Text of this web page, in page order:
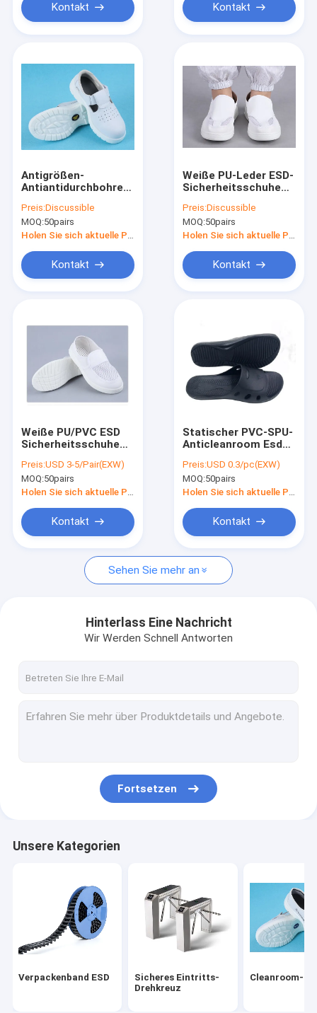
Über uns
Fabrik Tour
Nachrichten
Alle Fälle
Verpackenband ESD
Cleanroom-Zusätze
Abdeckband
Blasen-Verpackenkasten
smt
esd-Gewebe
Kontakt Kontakt
Antigrößen-
Antiantidurchbohren
Arbeitsesd statische
Fußbekleidungs-35-
46
Preis:Discussible
MOQ:50pairs
Holen Sie sich aktuelle Preis
Kontakt
Weiße PU-Leder ESD-
Sicherheitsschuhe
Lebensmittelherstellung
- Größe 34-48,
antistatisch & leicht
Preis:Discussible
MOQ:50pairs
Holen Sie sich aktuelle Preis
Kontakt
Weiße PU/PVC ESD
Sicherheitsschuhe
Größe 34-48,
antistatisch, für die
Lebensmittel-/Pharmaindustrie
Preis:USD 3-5/Pair(EXW)
MOQ:50pairs
Holen Sie sich aktuelle Preis
Kontakt
Statischer PVC-SPU-
Anticleanroom Esd
Preis:USD 0.3/pc(EXW)
MOQ:50pairs
Holen Sie sich aktuelle Preis
Kontakt
Sehen Sie mehr an
Hinterlass Eine Nachricht
Wir Werden Schnell Antworten
Fortsetzen
Unsere Kategorien
Verpackenband ESD
Sicheres Eintritts-
Drehkreuz
Cleanroom-